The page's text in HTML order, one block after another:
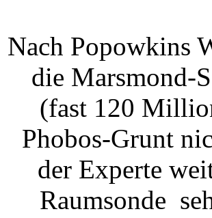
Nach Popowkins
die Marsmond-
(fast 120
Phobos-Grunt
der Experte
Raumsonde